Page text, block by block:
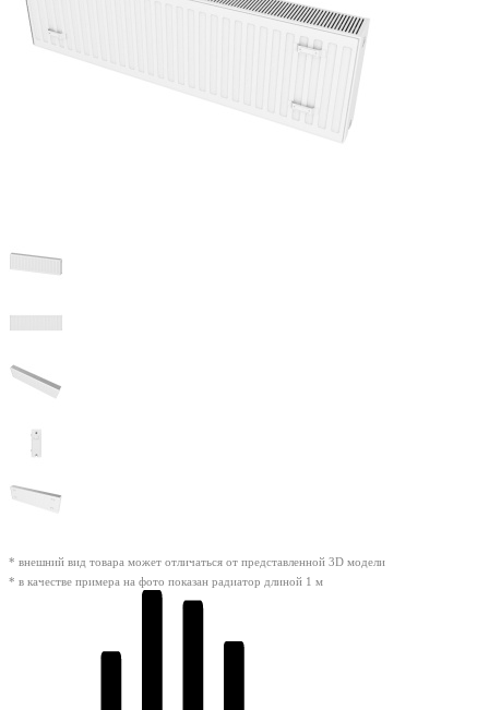
* внешний вид товара может отличаться от представленной 3D модели
* в качестве примера на фото показан радиатор длиной 1 м